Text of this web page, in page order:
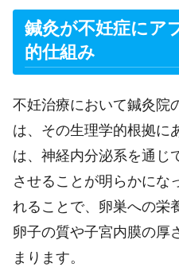
鍼灸が不妊症にア
的仕組み
不妊治療において鍼灸院
は、その生理学的根拠に
は、神経内分泌系を通じ
させることが明らかにな
れることで、卵巣への栄
卵子の質や子宮内膜の厚
まります。